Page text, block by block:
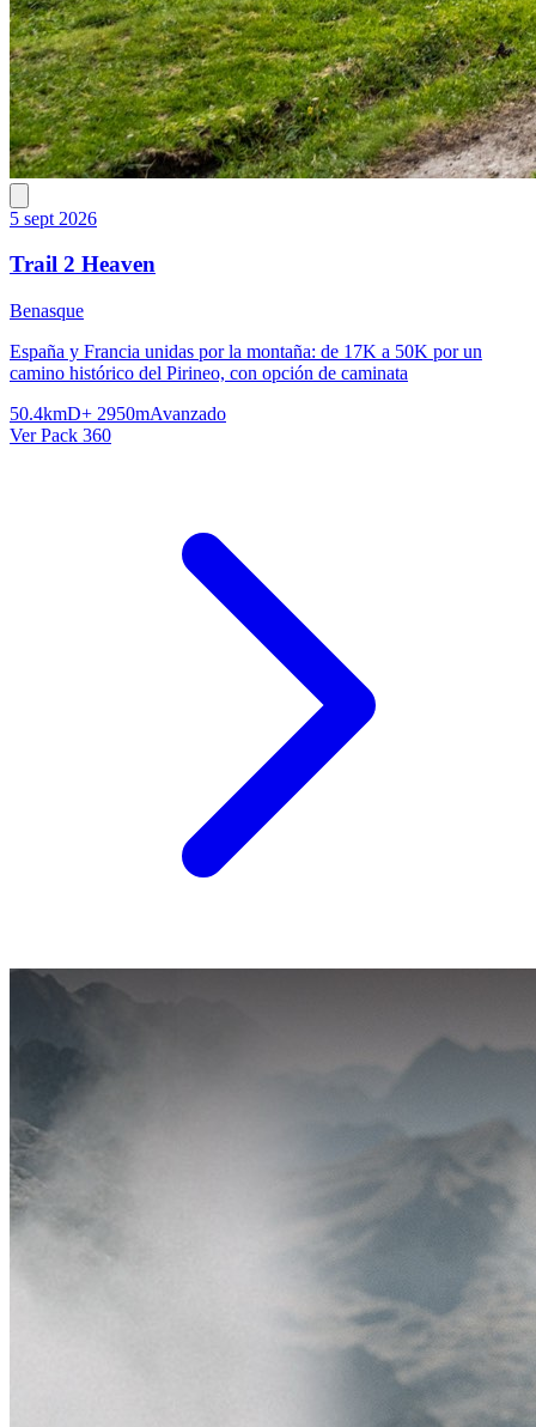
5 sept 2026
Trail 2 Heaven
Benasque
España y Francia unidas por la montaña: de 17K a 50K por un
camino histórico del Pirineo, con opción de caminata
50.4kmD+ 2950mAvanzado
Ver Pack 360